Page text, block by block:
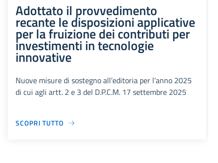
Adottato il provvedimento
recante le disposizioni applicative
per la fruizione dei contributi per
investimenti in tecnologie
innovative
Nuove misure di sostegno all’editoria per l’anno 2025
di cui agli artt. 2 e 3 del D.P.C.M. 17 settembre 2025
SCOPRI TUTTO